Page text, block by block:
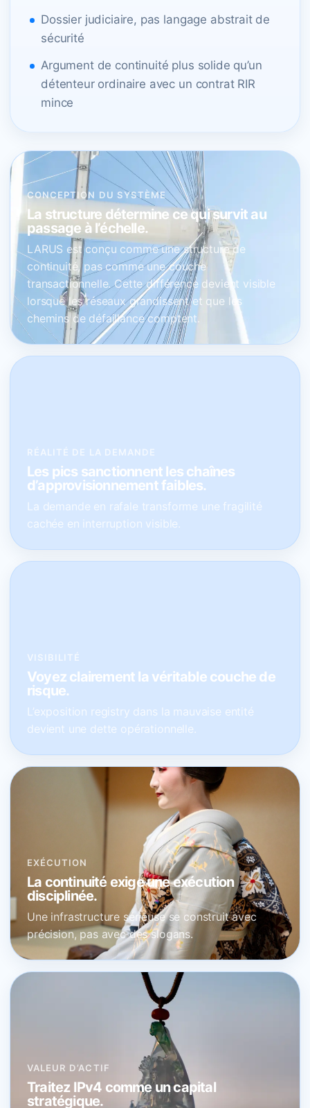
Dossier judiciaire, pas langage abstrait de
sécurité
Argument de continuité plus solide qu’un
détenteur ordinaire avec un contrat RIR
mince
CONCEPTION DU SYSTÈME
La structure détermine ce qui survit au
passage à l’échelle.
LARUS est conçu comme une structure de
continuité, pas comme une couche
transactionnelle. Cette différence devient visible
lorsque les réseaux grandissent et que les
chemins de défaillance comptent.
RÉALITÉ DE LA DEMANDE
Les pics sanctionnent les chaînes
d’approvisionnement faibles.
La demande en rafale transforme une fragilité
cachée en interruption visible.
VISIBILITÉ
Voyez clairement la véritable couche de
risque.
L’exposition registry dans la mauvaise entité
devient une dette opérationnelle.
EXÉCUTION
La continuité exige une exécution
disciplinée.
Une infrastructure sérieuse se construit avec
précision, pas avec des slogans.
VALEUR D’ACTIF
Traitez IPv4 comme un capital
stratégique.